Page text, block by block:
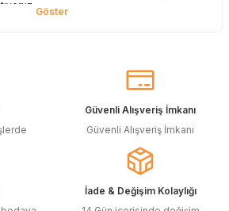
toner çözümlerimize göz atmalısınız!
orijinal kalitesine en yakın performansı
Böylece, baskı kalitenizden ödün
Özellikle büyük hacimli
için muadil toner, tasarruf sağlamanın en
Önemi
Güvenli Alışveriş İmkanı
Güvenli Alışveriş İmkanı
İade & Değişim Kolaylığı